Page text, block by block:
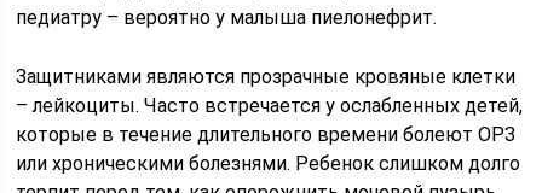
педиатру – вероятно у малыша пиелонефрит.
Защитниками являются прозрачные кровяные клетки
– лейкоциты. Часто встречается у ослабленных детей,
которые в течение длительного времени болеют ОРЗ
или хроническими болезнями. Ребенок слишком долго